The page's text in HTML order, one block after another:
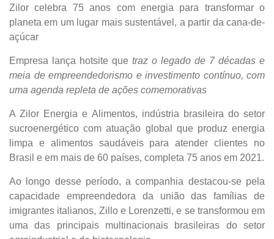
Zilor celebra 75 anos com energia para transformar o planeta
em um lugar mais sustentável, a partir da cana-de-açúcar
Empresa lança hotsite que
traz o legado de 7 décadas e meia
de empreendedorismo e investimento contínuo, com uma
agenda repleta de ações comemorativas
A Zilor Energia e Alimentos, indústria brasileira do setor
sucroenergético com atuação global que produz energia
limpa e alimentos saudáveis para atender clientes no Brasil e
em mais de 60 países, completa 75 anos em 2021.
Ao longo desse período, a companhia destacou-se pela
capacidade empreendedora da união das famílias de
imigrantes italianos, Zillo e Lorenzetti, e se transformou em
uma das principais multinacionais brasileiras do setor
agroindustrial e de biotecnologia.